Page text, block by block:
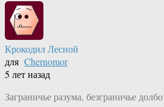
Крокодил Лесной
для Chernomor
5 лет назад
Заграничье разума, безграничье